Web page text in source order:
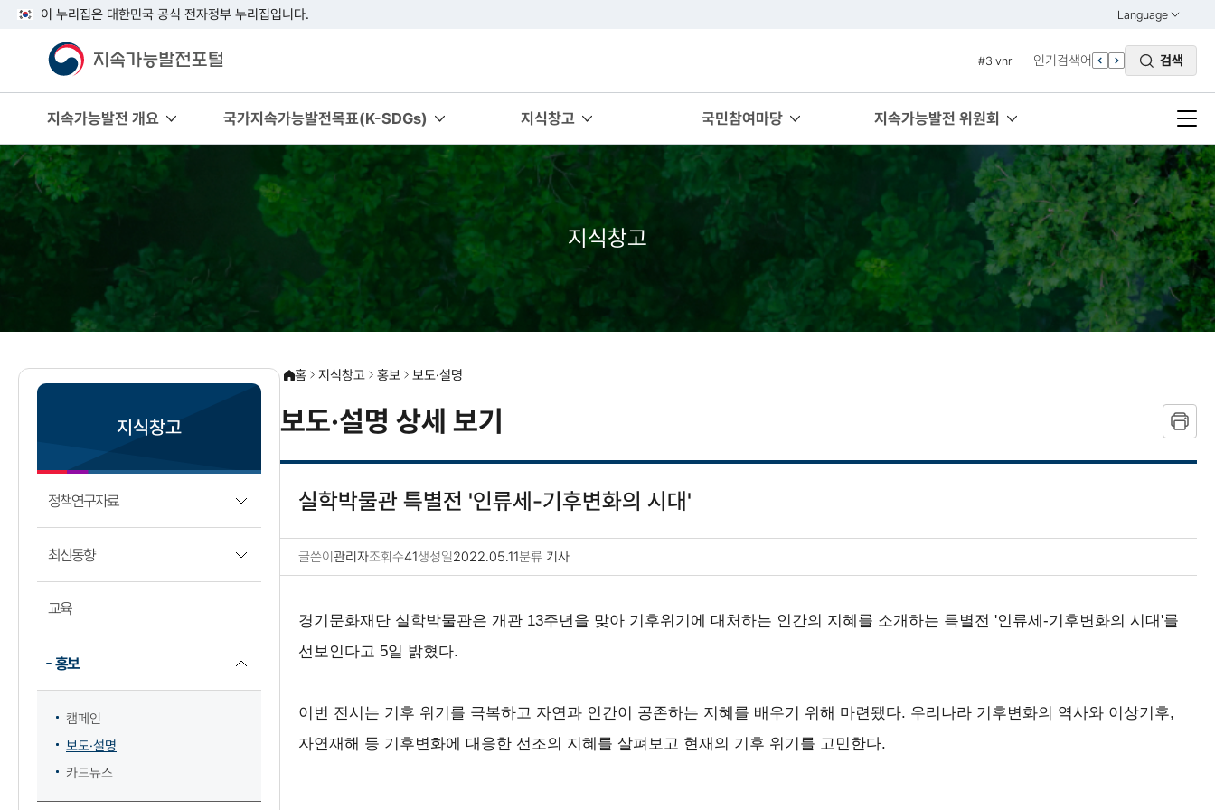
이 누리집은 대한민국 공식 전자정부 누리집입니다. Language
열기
ENGLISH
#3 vnr
#5 esg
#6 빈곤
#7 un
#1 경제
#2 환경
인기검색어 검색
지속가능발전 개요 국가지속가능발전목표(K-SDGs) 지식창고 국민참여마당 지속가능발전 위원회
지식창고
지식창고
정책연구자료
최신동향
교육
홍보
캠페인
보도·설명
카드뉴스
홈 지식창고 홍보 보도·설명
보도·설명 상세 보기
실학박물관 특별전 '인류세-기후변화의 시대'
글쓴이관리자조회수41생성일2022.05.11분류 기사
경기문화재단 실학박물관은 개관 13주년을 맞아 기후위기에 대처하는 인간의 지혜를 소개하는 특별전 '인류세-기후변화의 시대'를
선보인다고 5일 밝혔다.
이번 전시는 기후 위기를 극복하고 자연과 인간이 공존하는 지혜를 배우기 위해 마련됐다. 우리나라 기후변화의 역사와 이상기후,
자연재해 등 기후변화에 대응한 선조의 지혜를 살펴보고 현재의 기후 위기를 고민한다.